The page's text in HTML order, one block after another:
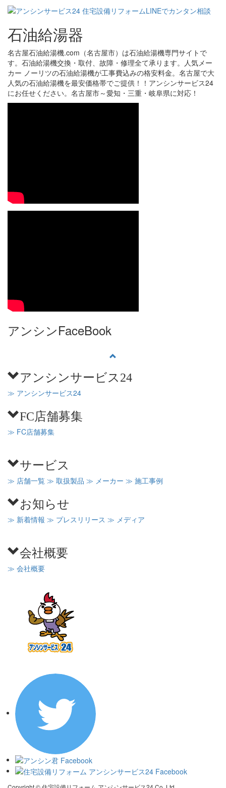
石油給湯器
名古屋石油給湯機.com（名古屋市）は石油給湯機専門サイトで
す。石油給湯機交換・取付、故障・修理全て承ります。人気メー
カー ノーリツの石油給湯機が工事費込みの格安料金。名古屋で大
人気の石油給湯機を最安価格帯でご提供！！アンシンサービス24
にお任せください。名古屋市～愛知・三重・岐阜県に対応！
アンシンFaceBook
アンシンサービス24
≫ アンシンサービス24
FC店舗募集
≫ FC店舗募集
サービス
≫ 店舗一覧 ≫ 取扱製品 ≫ メーカー ≫ 施工事例
お知らせ
≫ 新着情報 ≫ プレスリリース ≫ メディア
会社概要
≫ 会社概要